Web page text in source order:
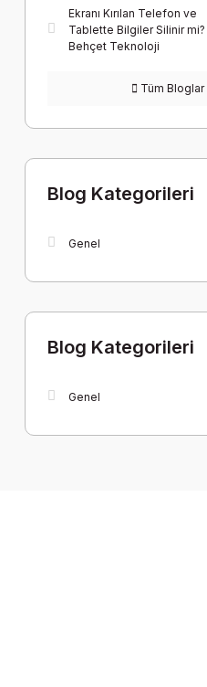
Ekranı Kırılan Telefon ve
Tablette Bilgiler Silinir mi? |
Behçet Teknoloji
Tüm Bloglar
Blog Kategorileri
Genel
Blog Kategorileri
Genel